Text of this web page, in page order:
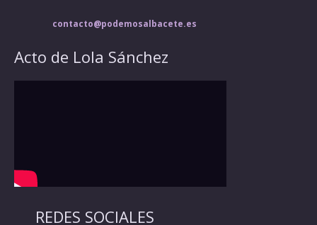
contacto@podemosalbacete.es
Acto de Lola Sánchez
REDES SOCIALES